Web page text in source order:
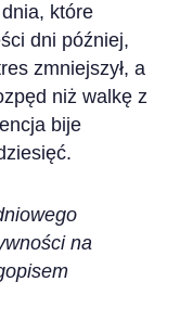
które
dni później,
zmniejszył, a
niż walkę z
bije
na